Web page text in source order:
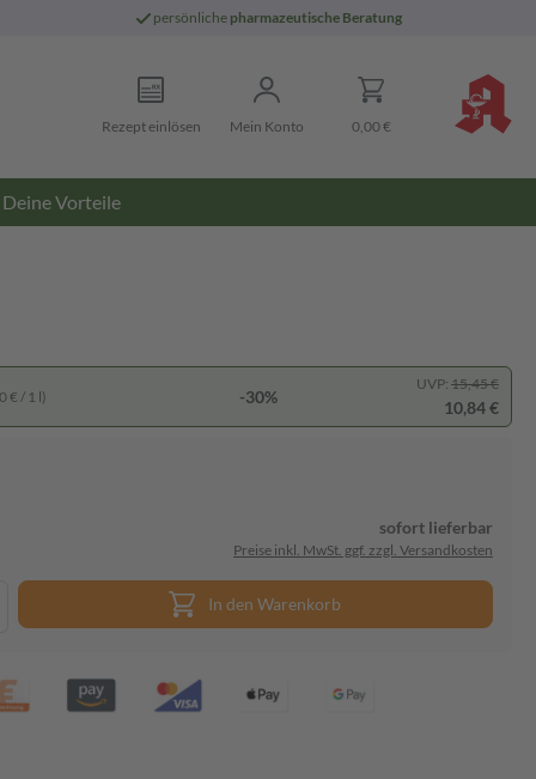
persönliche pharmazeutische Beratung
Rezept einlösen Mein Konto 0,00 €
Deine Vorteile
€ / 1 l) -30%
UVP: 15,45 €
10,84 €
sofort lieferbar
Preise inkl. MwSt. ggf. zzgl. Versandkosten
In den Warenkorb